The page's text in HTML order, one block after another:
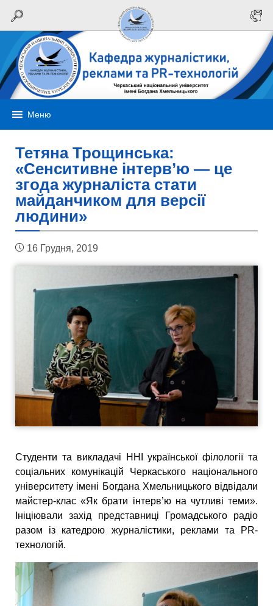
Меню
Тетяна Трощинська:
«Сенситивне інтерв’ю — це
згода журналіста стати
майданчиком для версії
людини»
16 Грудня, 2019
Студенти та викладачі ННІ української філології та
соціальних комунікацій Черкаського національного
університету імені Богдана Хмельницького відвідали
майстер-клас «Як брати інтерв’ю на чутливі теми».
Ініціювали захід представниці Громадського радіо
разом із катедрою журналістики, реклами та PR-
технологій.